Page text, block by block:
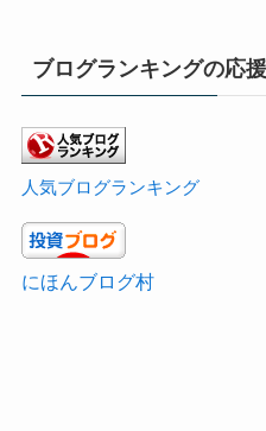
ブログランキングの応
人気ブログランキング
にほんブログ村